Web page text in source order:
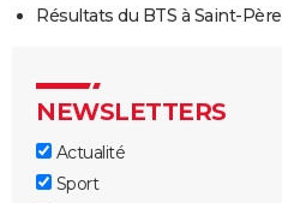
Résultats du BTS à Saint-Père
NEWSLETTERS
Actualité
Sport